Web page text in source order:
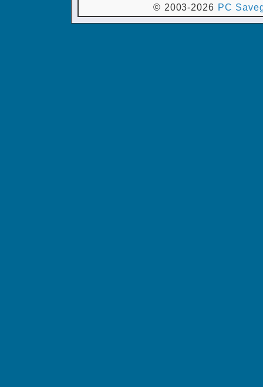
© 2003-2026 PC